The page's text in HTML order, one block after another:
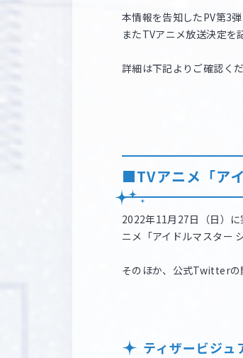
本情報を告知したPV第3
またTVアニメ放送決定を
詳細は下記よりご確認く
■TVアニメ「ア
2022年11月27日（日）
ニメ「アイドルマスター
そのほか、公式Twitterの
ティザービジュ